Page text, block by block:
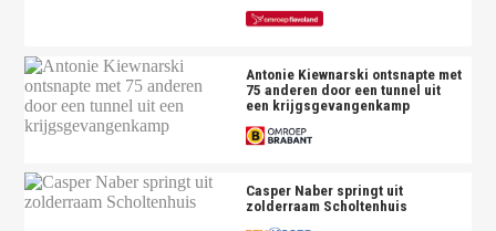
Antonie Kiewnarski ontsnapte met
75 anderen door een tunnel uit
een krijgsgevangenkamp
Casper Naber springt uit
zolderraam Scholtenhuis